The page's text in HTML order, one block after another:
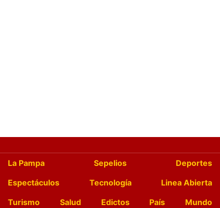
La Pampa Sepelios
Deportes
Espectáculos
Tecnología
Linea Abierta
Turismo
Salud Edictos País
Mundo